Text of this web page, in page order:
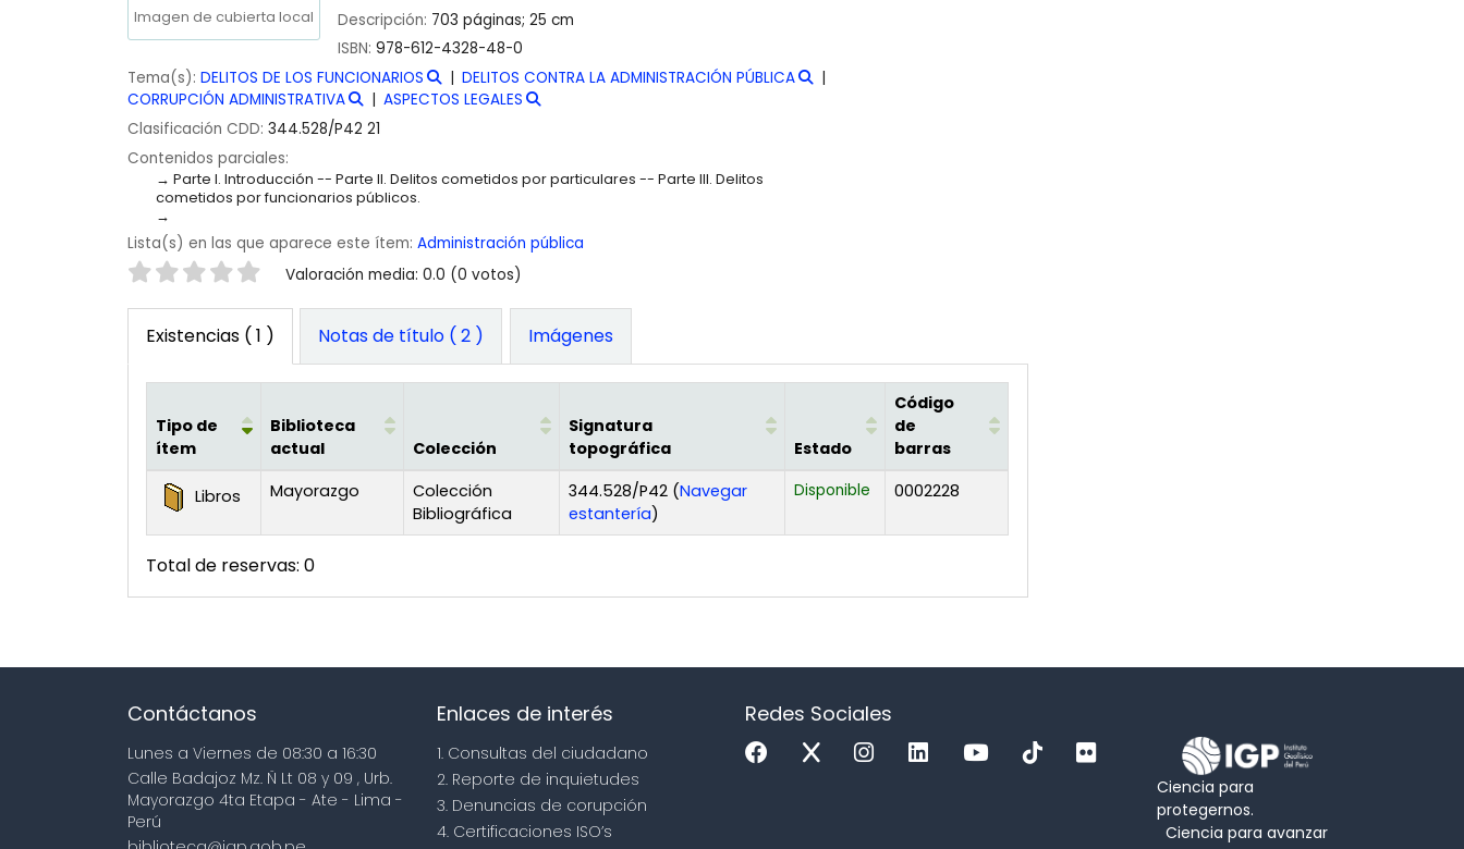
Imagen de cubierta local
Descripción: 703 páginas; 25 cm
ISBN: 978-612-4328-48-0
Tema(s): DELITOS DE LOS FUNCIONARIOS
DELITOS CONTRA LA ADMINISTRACIÓN PÚBLICA
CORRUPCIÓN ADMINISTRATIVA
ASPECTOS LEGALES
Clasificación CDD: 344.528/P42 21
Contenidos parciales:
Parte I. Introducción -- Parte II. Delitos cometidos por particulares -- Parte III. Delitos
cometidos por funcionarios públicos.
Lista(s) en las que aparece este ítem: Administración pública
Valoración Valoración media: 0.0 (0 votos)
Existencias ( 1 ) Notas de título ( 2 ) Imágenes
Existencias
Tipo de
ítem
Biblioteca
actual
Colección
Signatura
topográfica
Estado
Código
de
barras
Libros Mayorazgo
Colección
Bibliográfica
344.528/P42 (Navegar
estantería(Abre debajo)
)
Disponible 0002228
Total de reservas: 0
Contáctanos
Lunes a Viernes de 08:30 a 16:30
Calle Badajoz Mz. Ñ Lt 08 y 09 , Urb.
Mayorazgo 4ta Etapa - Ate - Lima -
Perú
Enlaces de interés
1. Consultas del ciudadano
2. Reporte de inquietudes
3. Denuncias de corupción
4. Certificaciones ISO’s
Redes Sociales
Ciencia para
protegernos.
Ciencia para avanzar